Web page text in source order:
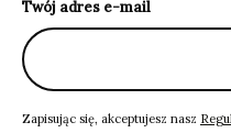
Twój adres e-mail
Zapisując się, akceptujesz nasz